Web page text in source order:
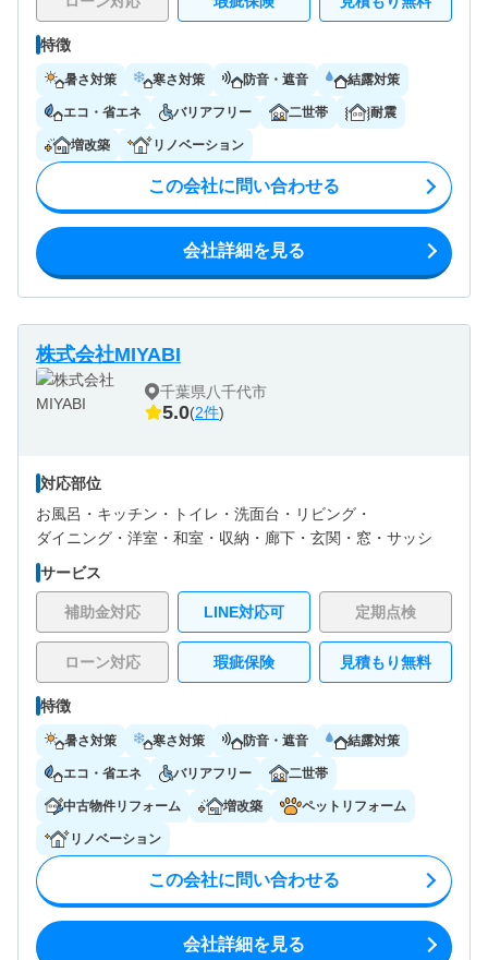
特徴
暑さ対策 寒さ対策 防音・遮音 結露対策
エコ・省エネ バリアフリー 二世帯 耐震
増改築 リノベーション
この会社に問い合わせる
会社詳細を見る
株式会社MIYABI
千葉県八千代市
5.0(2件)
対応部位
お風呂・ キッチン・ トイレ・ 洗面台・ リビング・
ダイニング・ 洋室・ 和室・ 収納・ 廊下・ 玄関・ 窓・サッシ
サービス
補助金対応 LINE対応可 定期点検
ローン対応 瑕疵保険 見積もり無料
特徴
暑さ対策 寒さ対策 防音・遮音 結露対策
エコ・省エネ バリアフリー 二世帯
中古物件リフォーム 増改築 ペットリフォーム
リノベーション
この会社に問い合わせる
会社詳細を見る